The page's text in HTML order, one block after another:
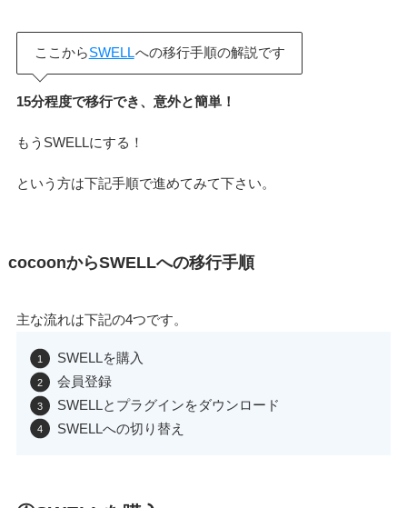
ここからSWELLへの移行手順の解説です
15分程度で移行でき、意外と簡単！
もうSWELLにする！
という方は下記手順で進めてみて下さい。
cocoonからSWELLへの移行手順
主な流れは下記の4つです。
SWELLを購入
会員登録
SWELLとプラグインをダウンロード
SWELLへの切り替え